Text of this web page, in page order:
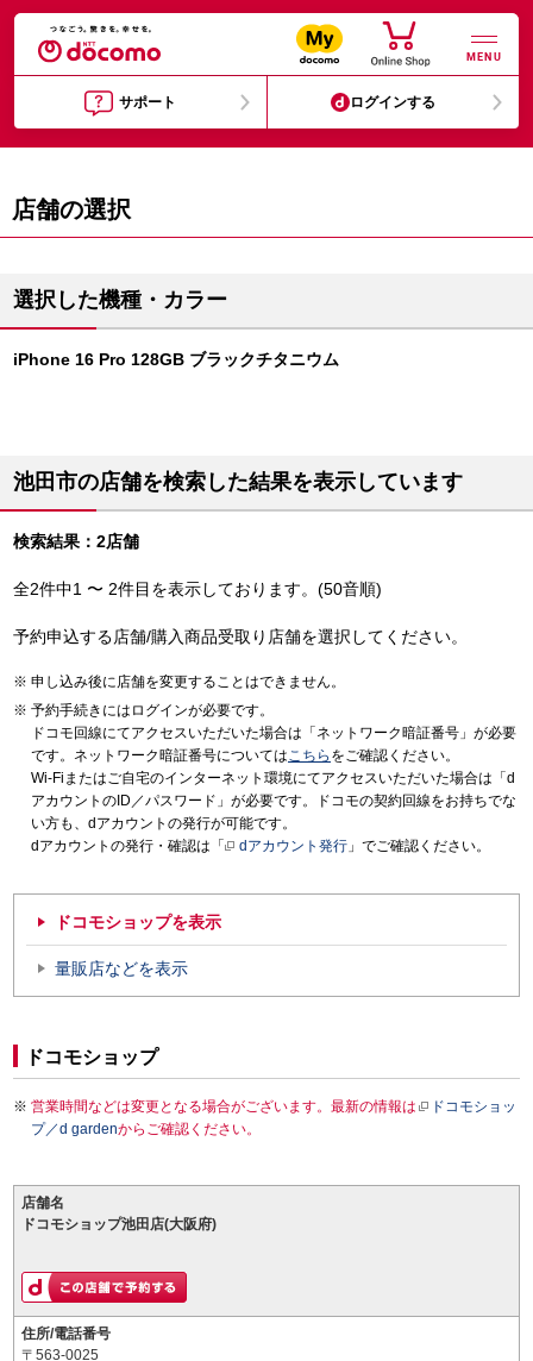
MENU
サポート ログインする
店舗の選択
選択した機種・カラー
iPhone 16 Pro 128GB ブラックチタニウム
池田市の店舗を検索した結果を表示しています
検索結果：2店舗
全2件中1 〜 2件目を表示しております。(50音順)
予約申込する店舗/購入商品受取り店舗を選択してください。
申し込み後に店舗を変更することはできません。
予約手続きにはログインが必要です。
ドコモ回線にてアクセスいただいた場合は「ネットワーク暗証番号」が必要
です。ネットワーク暗証番号についてはこちら をご確認ください。
Wi-Fiまたはご自宅のインターネット環境にてアクセスいただいた場合は「d
アカウントのID／パスワード」が必要です。ドコモの契約回線をお持ちでな
い方も、dアカウントの発行が可能です。
dアカウントの発行・確認は「
dアカウント発行 」でご確認ください。
ドコモショップを表示
量販店などを表示
ドコモショップ
営業時間などは変更となる場合がございます。最新の情報は
ドコモショッ
プ／d gardenからご確認ください。
店舗名
ドコモショップ池田店(大阪府)
住所/電話番号
〒563-0025